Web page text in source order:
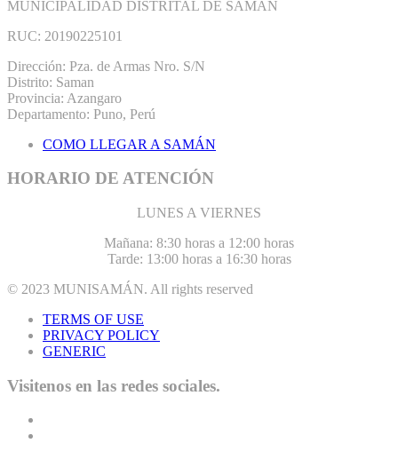
MUNICIPALIDAD DISTRITAL DE SAMAN
RUC: 20190225101
Dirección: Pza. de Armas Nro. S/N
Distrito: Saman
Provincia: Azangaro
Departamento: Puno, Perú
COMO LLEGAR A SAMÁN
HORARIO DE ATENCIÓN
LUNES A VIERNES
Mañana: 8:30 horas a 12:00 horas
Tarde: 13:00 horas a 16:30 horas
© 2023 MUNISAMÁN. All rights reserved
TERMS OF USE
PRIVACY POLICY
GENERIC
Visitenos en las redes sociales.